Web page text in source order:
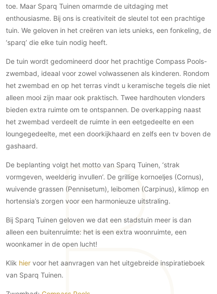
Raambeslag
Meubelbeslag
Vloer
Vloeren
Beton Ciré vloeren
PVC vloeren
Gietvloeren
Natuursteen en keramiek vloeren
Vloerkleden
Afwerking
Wandafwerking
Natuursteen en keramiek
Stucwerk
Spuitwerk
toe. Maar Sparq Tuinen omarmde de uitdaging met
enthousiasme. Bij ons is creativiteit de sleutel tot een prachtige
tuin. We geloven in het creëren van iets unieks, een fonkeling, de
‘sparq’ die elke tuin nodig heeft.
De tuin wordt gedomineerd door het prachtige Compass Pools-
zwembad, ideaal voor zowel volwassenen als kinderen. Rondom
het zwembad en op het terras vindt u keramische tegels die niet
alleen mooi zijn maar ook praktisch. Twee hardhouten vlonders
bieden extra ruimte om te ontspannen. De overkapping naast
het zwembad verdeelt de ruimte in een eetgedeelte en een
loungegedeelte, met een doorkijkhaard en zelfs een tv boven de
gashaard.
De beplanting volgt het motto van Sparq Tuinen, ‘strak
vormgeven, weelderig invullen’. De grillige kornoeljes (Cornus),
wuivende grassen (Pennisetum), leibomen (Carpinus), klimop en
hortensia’s zorgen voor een harmonieuze uitstraling.
Bij Sparq Tuinen geloven we dat een stadstuin meer is dan
alleen een buitenruimte: het is een extra woonruimte, een
woonkamer in de open lucht!
Klik hier voor het aanvragen van het uitgebreide inspiratieboek
van Sparq Tuinen.